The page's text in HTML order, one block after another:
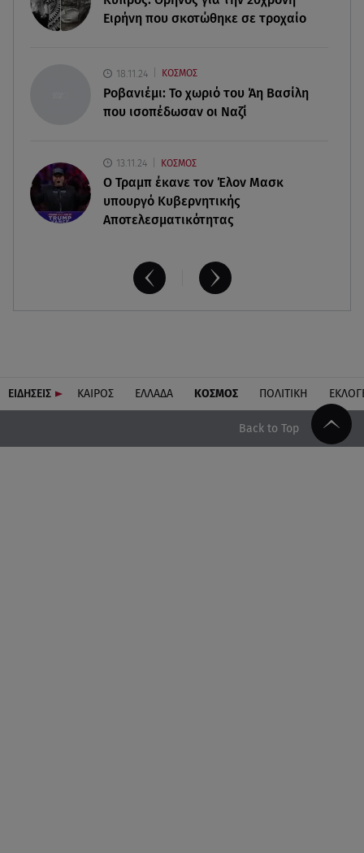
αισθήσεις του ηλικιωμένος από πηγάδι
Ειρήνη που σκοτώθηκε σε τροχαίο
18.11.24 ΚΟΣΜΟΣ
Ροβανιέμι: Το χωριό του Άη Βασίλη
που ισοπέδωσαν οι Ναζί
13.11.24 ΚΟΣΜΟΣ
O Τραμπ έκανε τον Έλον Μασκ
υπουργό Κυβερνητικής
Αποτελεσματικότητας
ΕΙΔΗΣΕΙΣ ΚΑΙΡΟΣ ΕΛΛΑΔΑ ΚΟΣΜΟΣ ΠΟΛΙΤΙΚΗ
Back to Top